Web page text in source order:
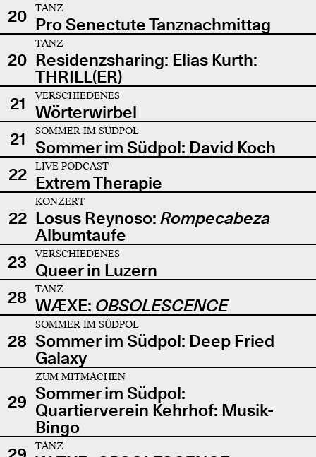
20
TANZ
Pro Senectute Tanznachmittag
20
TANZ
Residenzsharing: Elias Kurth:
THRILL(ER)
21
VERSCHIEDENES
Wörterwirbel
21
SOMMER IM SÜDPOL
Sommer im Südpol: David Koch
22
LIVE-PODCAST
Extrem Therapie
22
KONZERT
Losus Reynoso: Rompecabeza
Albumtaufe
23
VERSCHIEDENES
Queer in Luzern
28
TANZ
WÆXE: OBSOLESCENCE
28
SOMMER IM SÜDPOL
Sommer im Südpol: Deep Fried
Galaxy
29
ZUM MITMACHEN
Sommer im Südpol:
Quartierverein Kehrhof: Musik-
Bingo
TANZ